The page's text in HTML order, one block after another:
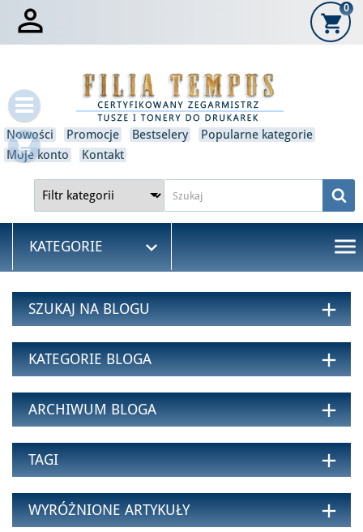

shopping_cart
shopping_cart
0
Nowości Promocje Bestselery
Popularne kategorie
Moje konto
Kontakt
KATEGORIE  menu
SZUKAJ NA BLOGU add
KATEGORIE BLOGA add
ARCHIWUM BLOGA add
TAGI add
WYRÓŻNIONE ARTYKUŁY add
Zaloguj się ×
Musisz być zalogowany, aby zapisać produkty na swojej
liście życzeń.
Anulować